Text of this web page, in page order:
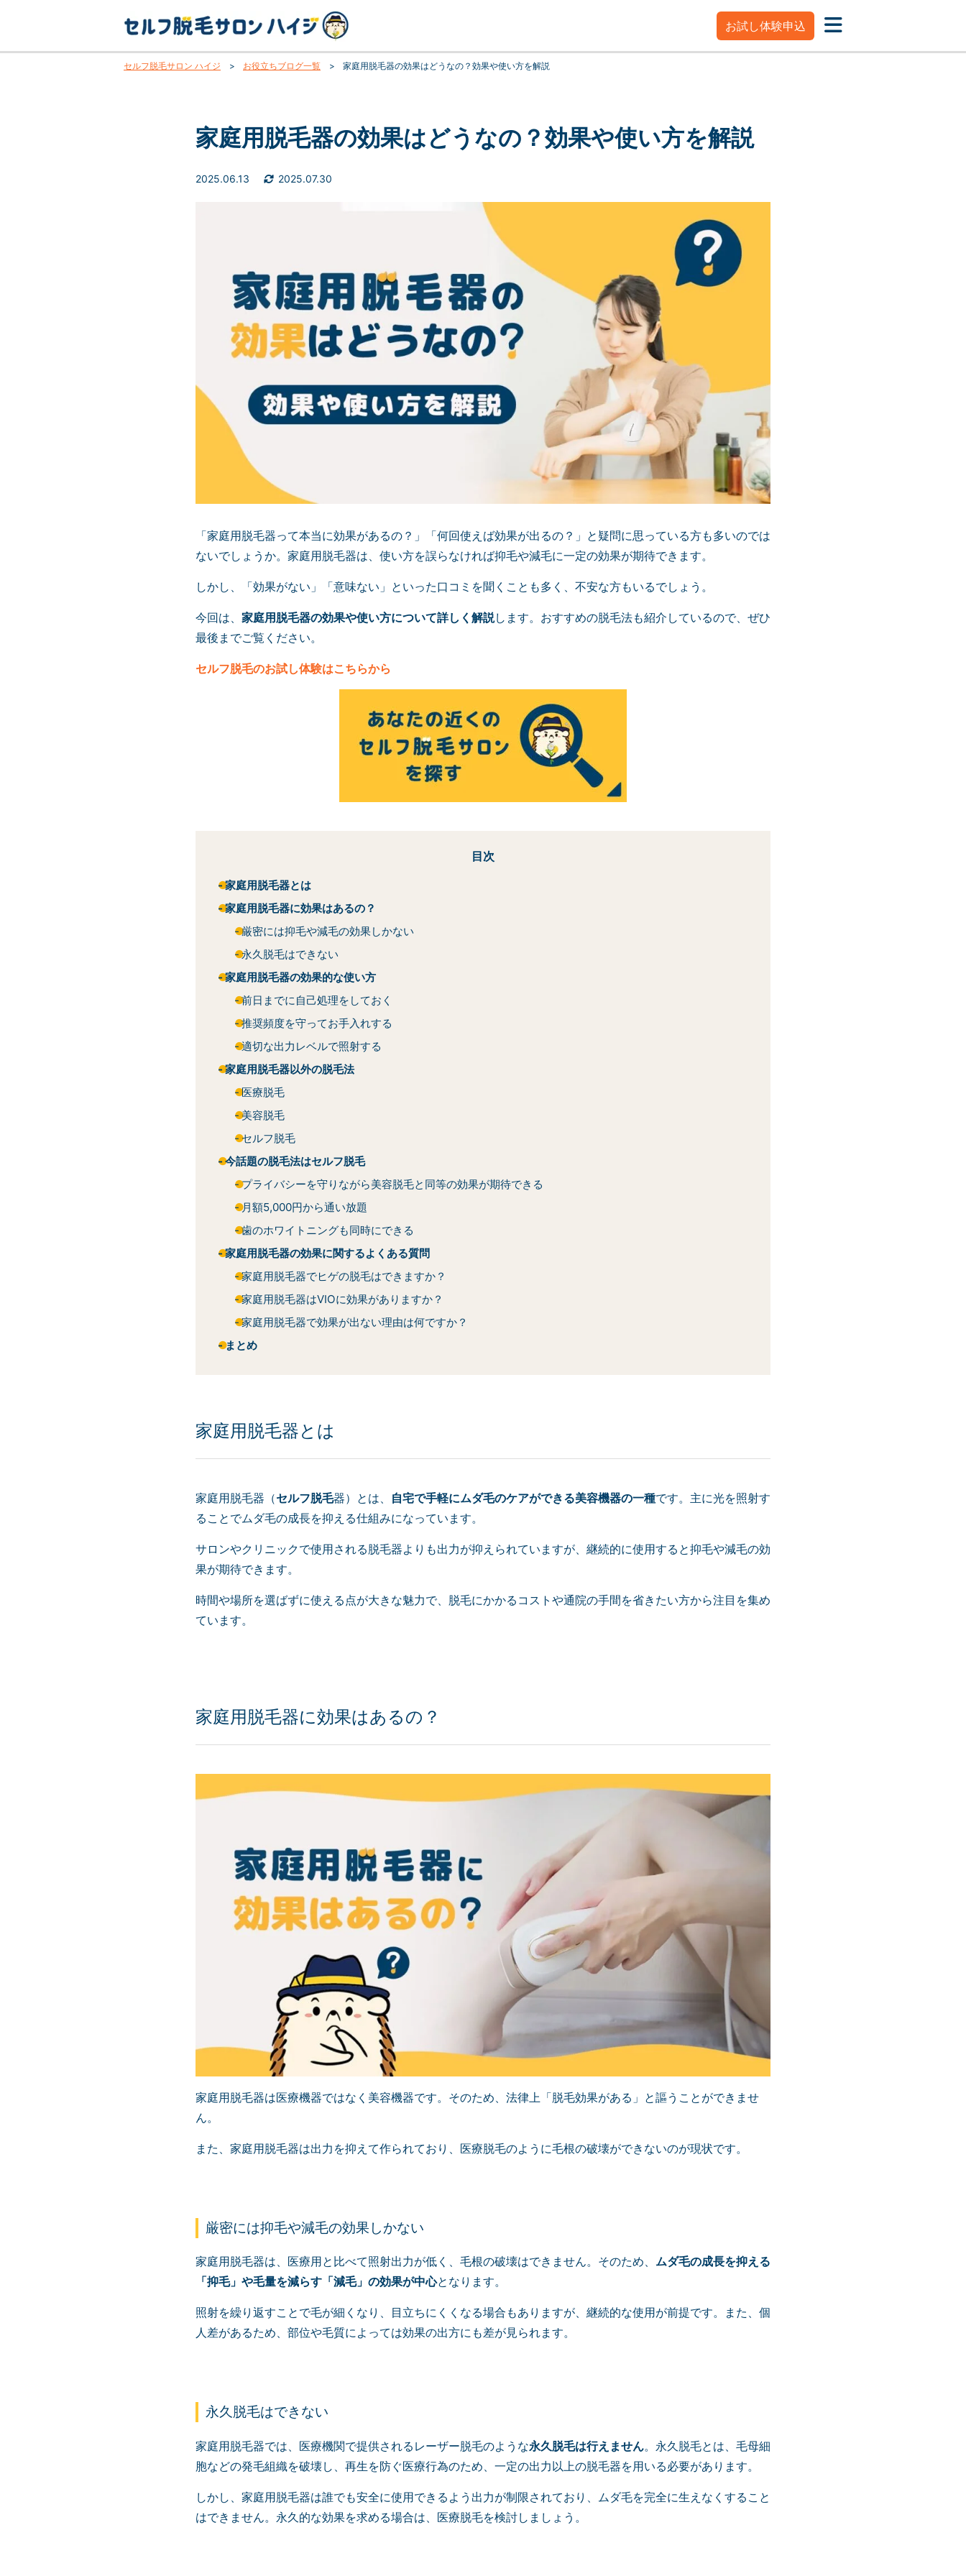
お試し体験申込
セルフ脱毛サロン ハイジ > お役立ちブログ一覧 > 家庭用脱毛器の効果はどうなの？効果や使い方を解説
家庭用脱毛器の効果はどうなの？効果や使い方を解説
2025.06.13 2025.07.30
「家庭用脱毛器って本当に効果があるの？」「何回使えば効果が出るの？」と疑問に思っている方も多いのでは
ないでしょうか。家庭用脱毛器は、使い方を誤らなければ抑毛や減毛に一定の効果が期待できます。
しかし、「効果がない」「意味ない」といった口コミを聞くことも多く、不安な方もいるでしょう。
今回は、 家庭用脱毛器の効果や使い方について詳しく解説します。おすすめの脱毛法も紹介しているので、ぜひ
最後までご覧ください。
セルフ脱毛のお試し体験はこちらから
目次
家庭用脱毛器とは
家庭用脱毛器に効果はあるの？
厳密には抑毛や減毛の効果しかない
永久脱毛はできない
家庭用脱毛器の効果的な使い方
前日までに自己処理をしておく
推奨頻度を守ってお手入れする
適切な出力レベルで照射する
家庭用脱毛器以外の脱毛法
医療脱毛
美容脱毛
セルフ脱毛
今話題の脱毛法はセルフ脱毛
プライバシーを守りながら美容脱毛と同等の効果が期待できる
月額5,000円から通い放題
歯のホワイトニングも同時にできる
家庭用脱毛器の効果に関するよくある質問
家庭用脱毛器でヒゲの脱毛はできますか？
家庭用脱毛器はVIOに効果がありますか？
家庭用脱毛器で効果が出ない理由は何ですか？
まとめ
家庭用脱毛器とは
家庭用脱毛器（セルフ脱毛器）とは、 自宅で手軽にムダ毛のケアができる美容機器の一種です。主に光を照射す
ることでムダ毛の成長を抑える仕組みになっています。
サロンやクリニックで使用される脱毛器よりも出力が抑えられていますが、継続的に使用すると抑毛や減毛の効
果が期待できます。
時間や場所を選ばずに使える点が大きな魅力で、脱毛にかかるコストや通院の手間を省きたい方から注目を集め
ています。
家庭用脱毛器に効果はあるの？
家庭用脱毛器は医療機器ではなく美容機器です。そのため、法律上「脱毛効果がある」と謳うことができませ
ん。
また、家庭用脱毛器は出力を抑えて作られており、医療脱毛のように毛根の破壊ができないのが現状です。
厳密には抑毛や減毛の効果しかない
家庭用脱毛器は、医療用と比べて照射出力が低く、毛根の破壊はできません。そのため、 ムダ毛の成長を抑える
「抑毛」や毛量を減らす「減毛」の効果が中心となります。
照射を繰り返すことで毛が細くなり、目立ちにくくなる場合もありますが、継続的な使用が前提です。また、個
人差があるため、部位や毛質によっては効果の出方にも差が見られます。
永久脱毛はできない
家庭用脱毛器では、医療機関で提供されるレーザー脱毛のような永久脱毛は行えません。永久脱毛とは、毛母細
胞などの発毛組織を破壊し、再生を防ぐ医療行為のため、一定の出力以上の脱毛器を用いる必要があります。
しかし、家庭用脱毛器は誰でも安全に使用できるよう出力が制限されており、ムダ毛を完全に生えなくすること
はできません。永久的な効果を求める場合は、医療脱毛を検討しましょう。